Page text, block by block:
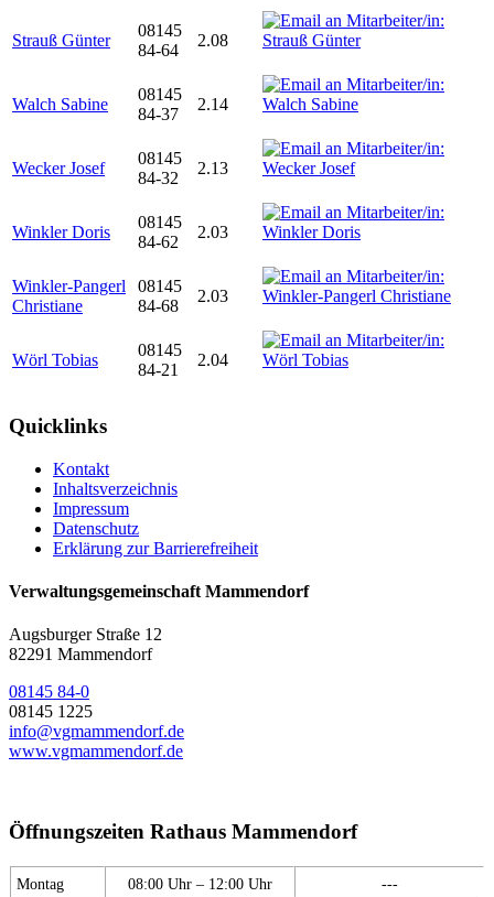
Strauß Günter
08145
84-64
2.08
Walch Sabine
08145
84-37
2.14
Wecker Josef
08145
84-32
2.13
Winkler Doris
08145
84-62
2.03
Winkler-Pangerl
Christiane
08145
84-68
2.03
Wörl Tobias
08145
84-21
2.04
Quicklinks
Kontakt
Inhaltsverzeichnis
Impressum
Datenschutz
Erklärung zur Barrierefreiheit
Verwaltungsgemeinschaft Mammendorf
Augsburger Straße 12
82291 Mammendorf
08145 84-0
08145 1225
info@vgmammendorf.de
www.vgmammendorf.de
Öffnungszeiten Rathaus Mammendorf
Montag 08:00 Uhr – 12:00 Uhr ---